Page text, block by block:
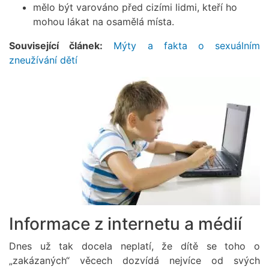
mělo být varováno před cizími lidmi, kteří ho
mohou lákat na osamělá místa.
Související článek:
Mýty a fakta o sexuálním
zneužívání dětí
Informace z internetu a médií
Dnes už tak docela neplatí, že dítě se toho o
„zakázaných“ věcech dozvídá nejvíce od svých